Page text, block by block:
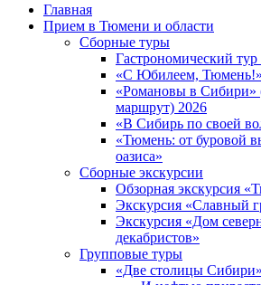
Главная
Прием в Тюмени и области
Сборные туры
Гастрономический тур
«С Юбилеем, Тюмень!»
«Романовы в Сибири»
маршрут) 2026
«В Сибирь по своей
«Тюмень: от буровой
оазиса»
Сборные экскурсии
Обзорная экскурсия
Экскурсия «Славный
Экскурсия «Дом
декабристов»
Групповые туры
«Две столицы Сибири»